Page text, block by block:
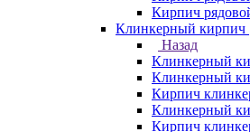
Кирпич
Клинкерный кирпич
Назад
Клинкерный
Клинкерный
Кирпич
Клинкерный
Кирпич